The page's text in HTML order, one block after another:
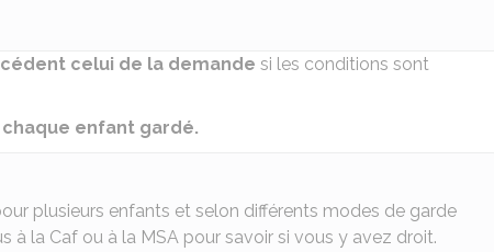
celui de la demande si les conditions sont
enfant gardé.
plusieurs enfants et selon différents modes de garde
à la Caf ou à la MSA pour savoir si vous y avez droit.